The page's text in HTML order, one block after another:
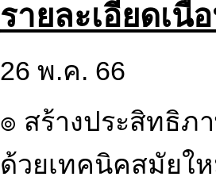
รายละเอียดเนื้
26 พ.ค. 66
๏ สร้างประสิทธิภ
ด้วยเทคนิคสมัยใ